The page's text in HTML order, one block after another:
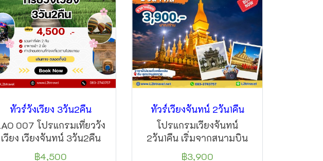
ทัวร์วังเวียง 3วัน2คืน
007 โปรแกรมเที่ยววัง
เวียง เวียงจันทน์ 3วัน2คืน
บลูลกูน พระธาตุหลวง
฿4,500
ทัวร์เวียงจันทน์ 2วัน1คืน
โปรแกรมเวียงจันทน์
2วัน1คืน เริ่มจากสนามบิน
อุดรธานี หนองคาย พาท่าน
฿3,900